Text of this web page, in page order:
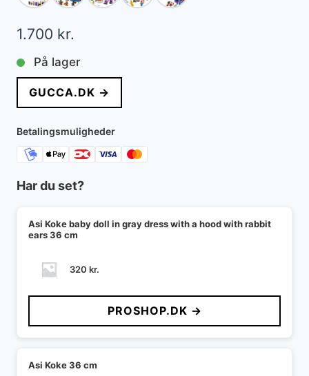
1.700 kr.
På lager
GUCCA.DK →
Betalingsmuligheder
Har du set?
Asi Koke baby doll in gray dress with a hood with rabbit
ears 36 cm
320 kr.
PROSHOP.DK →
Asi Koke 36 cm